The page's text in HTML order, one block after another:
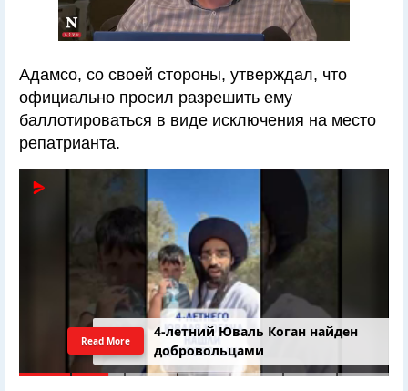
Адамсо, со своей стороны, утверждал, что
официально просил разрешить ему
баллотироваться в виде исключения на место
репатрианта.
4-летний Юваль Коган найден
добровольцами
Read More